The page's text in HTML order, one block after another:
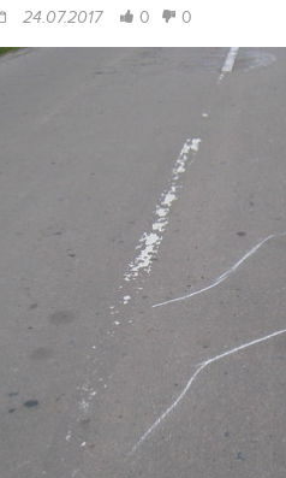
24.07.2017 0 0